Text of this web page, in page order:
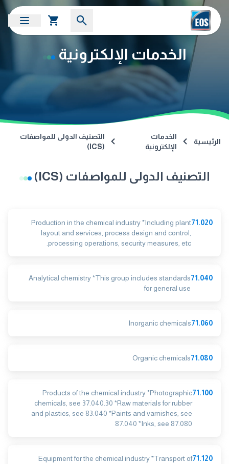
الخدمات الإلكترونية
الرئيسية
الخدمات
الإلكترونية
التصنيف الدولى للمواصفات
(ICS)
التصنيف الدولى للمواصفات (ICS)
71.020
Production in the chemical industry *Including plant
layout and services, process design and control,
processing operations, security measures, etc.
71.040
Analytical chemistry *This group includes standards
for general use
71.060
Inorganic chemicals
71.080
Organic chemicals
71.100
Products of the chemical industry *Photographic
chemicals, see 37.040.30 *Raw materials for rubber
and plastics, see 83.040 *Paints and varnishes, see
87.040 *Inks, see 87.080
71.120
Equipment for the chemical industry *Transport of